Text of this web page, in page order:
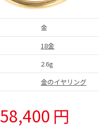
金
18金
2.6g
金のイヤリング
58,400 円